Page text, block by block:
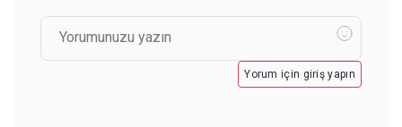
Yorum için giriş yapın